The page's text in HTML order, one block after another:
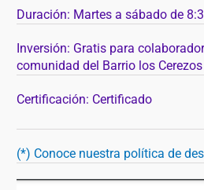
Duración: Martes a sábado de
Inversión: Gratis para
comunidad del Barrio los Cerezos
Certificación: Certificado
(*) Conoce nuestra política de